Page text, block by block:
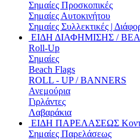
Σημαίες Προσκοπικές
Σημαίες Αυτοκινήτου
Σημαίες Συλλεκτικές |
ΕΙΔΗ ΔΙΑΦΗΜΙΣΗΣ /
Roll-Up
Σημαίες
Beach Flags
ROLL - UP / BANNERS
Ανεμούρια
Γιρλάντες
Λαβαράκια
ΕΙΔΗ ΠΑΡΕΛΑΣΕΩΣ
Σημαίες Παρελάσεως